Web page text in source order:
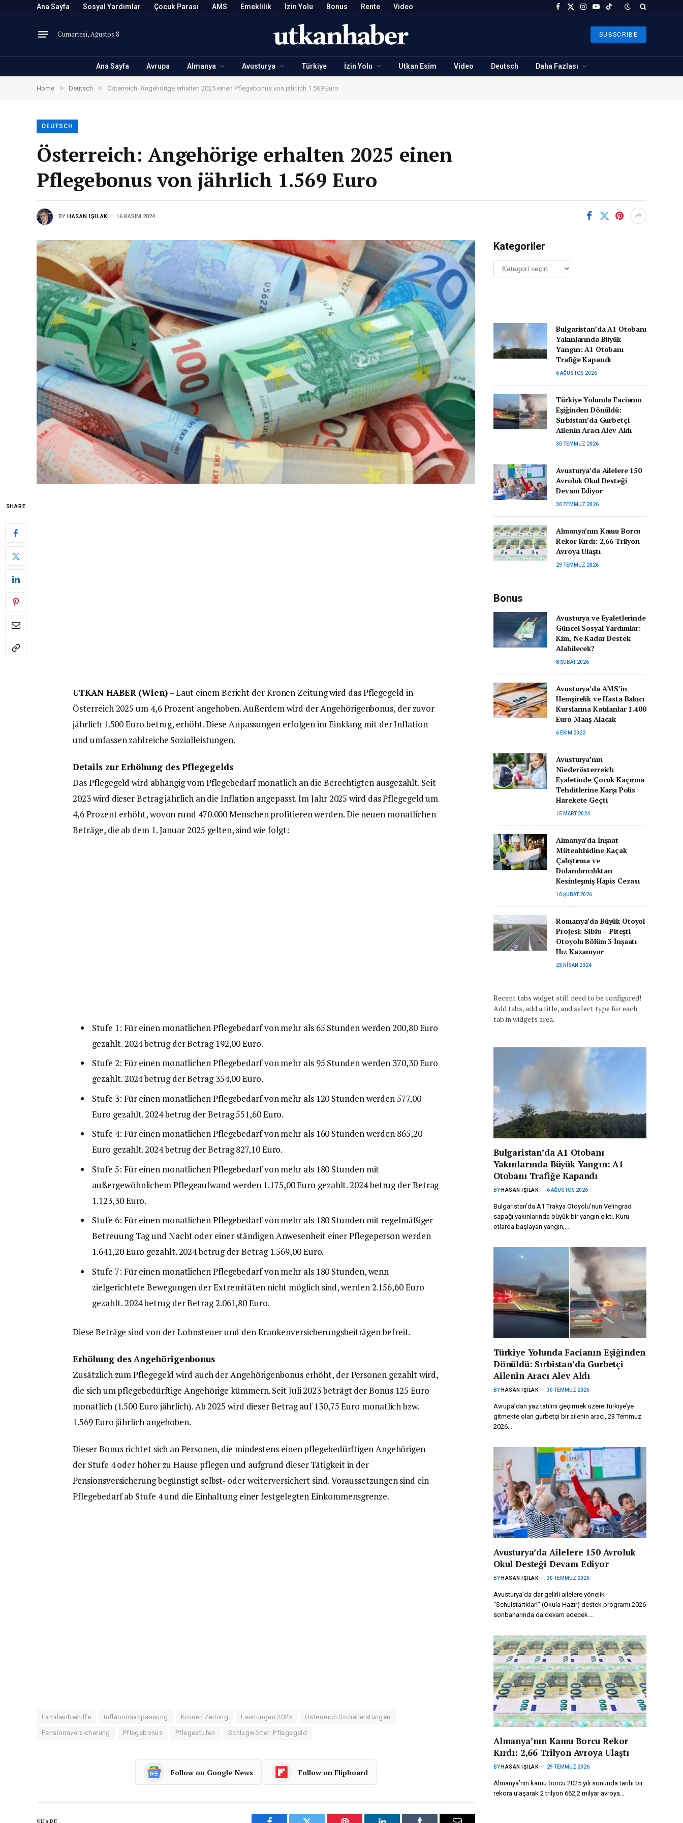
Ana Sayfa Sosyal Yardımlar Çocuk Parası AMS Emeklilik İzin Yolu Bonus Rente Video Facebook
X
Instagram
YouTubeTikTok
Cumartesi, Ağustos 8 SUBSCRIBE
Ana Sayfa Avrupa Almanya Avusturya Türkiye İzin Yolu Utkan Esim Video Deutsch Daha Fazlası
Home » Deutsch » Österreich: Angehörige erhalten 2025 einen Pflegebonus von jährlich 1.569 Euro
DEUTSCH
Österreich: Angehörige erhalten 2025 einen
Pflegebonus von jährlich 1.569 Euro
BY HASAN IŞILAK 16 KASIM 2024
SHARE
UTKAN HABER (Wien)– Laut einem Bericht der Kronen Zeitung wird das Pflegegeld in
Österreich 2025 um 4,6 Prozent angehoben. Außerdem wird der Angehörigenbonus, der zuvor
jährlich 1.500 Euro betrug, erhöht. Diese Anpassungen erfolgen im Einklang mit der Inflation
und umfassen zahlreiche Sozialleistungen.
Details zur Erhöhung des Pflegegelds
Das Pflegegeld wird abhängig vom Pflegebedarf monatlich an die Berechtigten ausgezahlt. Seit
2023 wird dieser Betrag jährlich an die Inflation angepasst. Im Jahr 2025 wird das Pflegegeld um
4,6 Prozent erhöht, wovon rund 470.000 Menschen profitieren werden. Die neuen monatlichen
Beträge, die ab dem 1. Januar 2025 gelten, sind wie folgt:
Stufe 1: Für einen monatlichen Pflegebedarf von mehr als 65 Stunden werden 200,80 Euro
gezahlt. 2024 betrug der Betrag 192,00 Euro.
Stufe 2: Für einen monatlichen Pflegebedarf von mehr als 95 Stunden werden 370,30 Euro
gezahlt. 2024 betrug der Betrag 354,00 Euro.
Stufe 3: Für einen monatlichen Pflegebedarf von mehr als 120 Stunden werden 577,00
Euro gezahlt. 2024 betrug der Betrag 551,60 Euro.
Stufe 4: Für einen monatlichen Pflegebedarf von mehr als 160 Stunden werden 865,20
Euro gezahlt. 2024 betrug der Betrag 827,10 Euro.
Stufe 5: Für einen monatlichen Pflegebedarf von mehr als 180 Stunden mit
außergewöhnlichem Pflegeaufwand werden 1.175,00 Euro gezahlt. 2024 betrug der Betrag
1.123,30 Euro.
Stufe 6: Für einen monatlichen Pflegebedarf von mehr als 180 Stunden mit regelmäßiger
Betreuung Tag und Nacht oder einer ständigen Anwesenheit einer Pflegeperson werden
1.641,20 Euro gezahlt. 2024 betrug der Betrag 1.569,00 Euro.
Stufe 7: Für einen monatlichen Pflegebedarf von mehr als 180 Stunden, wenn
zielgerichtete Bewegungen der Extremitäten nicht möglich sind, werden 2.156,60 Euro
gezahlt. 2024 betrug der Betrag 2.061,80 Euro.
Diese Beträge sind von der Lohnsteuer und den Krankenversicherungsbeiträgen befreit.
Erhöhung des Angehörigenbonus
Zusätzlich zum Pflegegeld wird auch der Angehörigenbonus erhöht, der Personen gezahlt wird,
die sich um pflegebedürftige Angehörige kümmern. Seit Juli 2023 beträgt der Bonus 125 Euro
monatlich (1.500 Euro jährlich). Ab 2025 wird dieser Betrag auf 130,75 Euro monatlich bzw.
1.569 Euro jährlich angehoben.
Dieser Bonus richtet sich an Personen, die mindestens einen pflegebedürftigen Angehörigen
der Stufe 4 oder höher zu Hause pflegen und aufgrund dieser Tätigkeit in der
Pensionsversicherung begünstigt selbst- oder weiterversichert sind. Voraussetzungen sind ein
Pflegebedarf ab Stufe 4 und die Einhaltung einer festgelegten Einkommensgrenze.
Familienbeihilfe Inflationsanpassung Kronen Zeitung Leistungen 2025 Österreich Sozialleistungen
Pensionsversicherung Pflegebonus Pflegestufen Schlagwörter: Pflegegeld
Follow on Google News Follow on Flipboard
Kategoriler
Kategoriler
Bulgaristan’da A1 Otobanı
Yakınlarında Büyük
Yangın: A1 Otobanı
Trafiğe Kapandı
6 AĞUSTOS 2026
Türkiye Yolunda Facianın
Eşiğinden Dönüldü:
Sırbistan’da Gurbetçi
Ailenin Aracı Alev Aldı
30 TEMMUZ 2026
Avusturya’da Ailelere 150
Avroluk Okul Desteği
Devam Ediyor
30 TEMMUZ 2026
Almanya’nın Kamu Borcu
Rekor Kırdı: 2,66 Trilyon
Avroya Ulaştı
29 TEMMUZ 2026
Bonus
Avusturya ve Eyaletlerinde
Güncel Sosyal Yardımlar:
Kim, Ne Kadar Destek
Alabilecek?
8 ŞUBAT 2026
Avusturya’da AMS’in
Hemşirelik ve Hasta Bakıcı
Kurslarına Katılanlar 1.400
Euro Maaş Alacak
6 EKIM 2022
Avusturya’nın
Niederösterreich
Eyaletinde Çocuk Kaçırma
Tehditlerine Karşı Polis
Harekete Geçti
15 MART 2024
Almanya’da İnşaat
Müteahhidine Kaçak
Çalıştırma ve
Dolandırıcılıktan
Kesinleşmiş Hapis Cezası
10 ŞUBAT 2026
Romanya’da Büyük Otoyol
Projesi: Sibiu – Pitești
Otoyolu Bölüm 3 İnşaatı
Hız Kazanıyor
23 NISAN 2024
Recent tabs widget still need to be configured!
Add tabs, add a title, and select type for each
tab in widgets area.
Bulgaristan’da A1 Otobanı
Yakınlarında Büyük Yangın: A1
Otobanı Trafiğe Kapandı
BY HASAN IŞILAK 6 AĞUSTOS 2026
Bulgaristan’da A1 Trakya Otoyolu’nun Velingrad
sapağı yakınlarında büyük bir yangın çıktı. Kuru
otlarda başlayan yangın,…
Türkiye Yolunda Facianın Eşiğinden
Dönüldü: Sırbistan’da Gurbetçi
Ailenin Aracı Alev Aldı
BY HASAN IŞILAK 30 TEMMUZ 2026
Avrupa’dan yaz tatilini geçirmek üzere Türkiye’ye
gitmekte olan gurbetçi bir ailenin aracı, 23 Temmuz
2026…
Avusturya’da Ailelere 150 Avroluk
Okul Desteği Devam Ediyor
BY HASAN IŞILAK 30 TEMMUZ 2026
Avusturya’da dar gelirli ailelere yönelik
“Schulstartklar!” (Okula Hazır) destek programı 2026
sonbaharında da devam edecek.…
Almanya’nın Kamu Borcu Rekor
Kırdı: 2,66 Trilyon Avroya Ulaştı
BY HASAN IŞILAK 29 TEMMUZ 2026
Almanya’nın kamu borcu 2025 yılı sonunda tarihi bir
rekora ulaşarak 2 trilyon 662,2 milyar avroya…